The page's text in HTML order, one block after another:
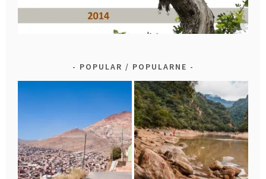
POPULAR / POPULARNE